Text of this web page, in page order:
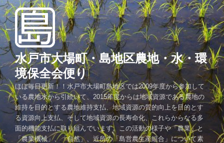
コ
ン
テ
ン
ツ
へ
ス
キ
プ
水戸市大場町・島地区農地・水・環
境保全会便り
ほぼ毎日更新！！水戸市大場町島地区では2009年度から参加して
いる農地水から引続いて、2015年度からは地域資源である農地の
維持を目的とする農地維持支払、地域資源の質的向上を目的とす
る資源向上支払、そして地域資源の長寿命化、これらからなる多
面的機能支払に取り組んでいます。この活動の様子や「農業」と
「農業機械」、「自然」、近所の「島営農生産組合」について素